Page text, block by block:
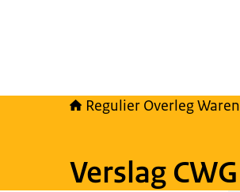
Regulier Overleg
Verslag